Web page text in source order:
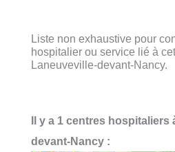
Liste non exhaustive pour
hospitalier ou service lié à
Laneuveville-devant-Nancy.
Il y a 1 centres hospitaliers
devant-Nancy :